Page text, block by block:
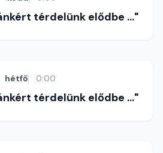
térdelünk elődbe ..."
hétfő 0:00
térdelünk elődbe ..."